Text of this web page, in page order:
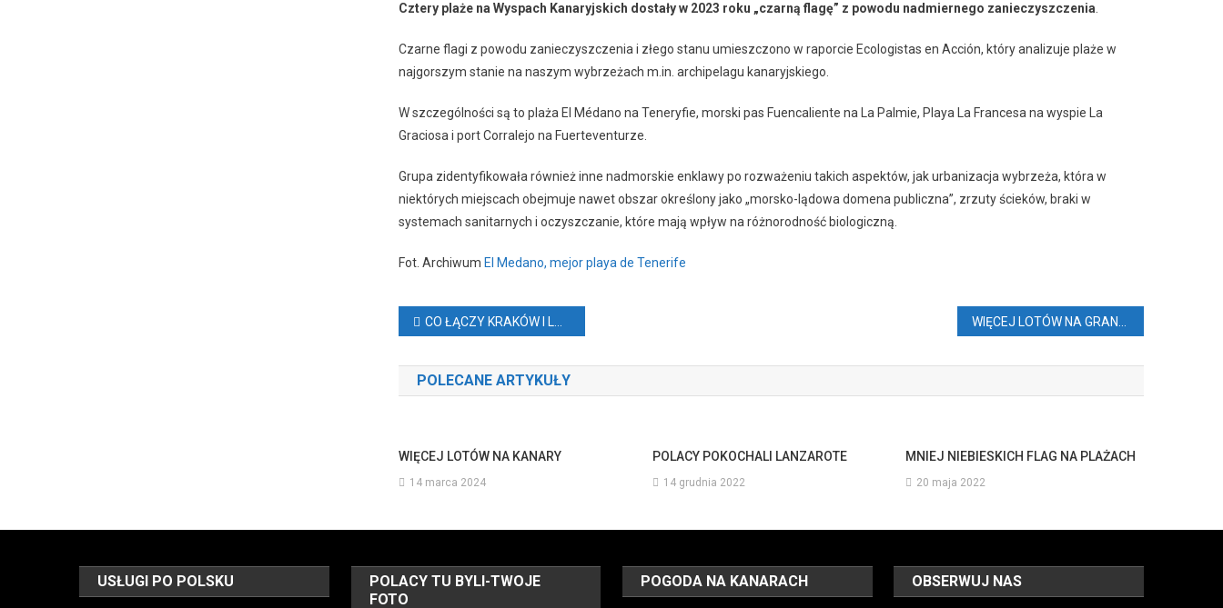
Cztery plaże na Wyspach Kanaryjskich dostały w 2023 roku „czarną flagę” z powodu nadmiernego zanieczyszczenia.
Czarne flagi z powodu zanieczyszczenia i złego stanu umieszczono w raporcie Ecologistas en Acción, który analizuje plaże w
najgorszym stanie na naszym wybrzeżach m.in. archipelagu kanaryjskiego.
W szczególności są to plaża El Médano na Teneryfie, morski pas Fuencaliente na La Palmie, Playa La Francesa na wyspie La
Graciosa i port Corralejo na Fuerteventurze.
Grupa zidentyfikowała również inne nadmorskie enklawy po rozważeniu takich aspektów, jak urbanizacja wybrzeża, która w
niektórych miejscach obejmuje nawet obszar określony jako „morsko-lądowa domena publiczna”, zrzuty ścieków, braki w
systemach sanitarnych i oczyszczanie, które mają wpływ na różnorodność biologiczną.
Fot. Archiwum El Medano, mejor playa de Tenerife
Nawigacja
wpisu
CO ŁĄCZY KRAKÓW I LANZAROTE? WIĘCEJ LOTÓW NA GRAN CANARIĘ
POLECANE ARTYKUŁY
WIĘCEJ LOTÓW NA KANARY
14 marca 2024
POLACY POKOCHALI LANZAROTE
14 grudnia 2022
MNIEJ NIEBIESKICH FLAG NA PLAŻACH
20 maja 2022
USŁUGI PO POLSKU
POLACY TU BYLI-TWOJE
FOTO
POGODA NA KANARACH OBSERWUJ NAS